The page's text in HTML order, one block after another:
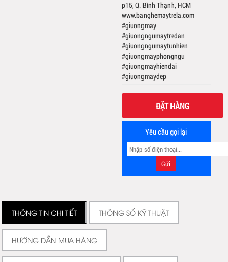
p15, Q. Bình Thạnh, HCM
www.banghemaytrela.com
#giuongmay
#giuongngumaytredan
#giuongngumaytunhien
#giuongmayphongngu
#giuongmayhiendai
#giuongmaydep
ĐẶT HÀNG
Yêu cầu gọi lại
THÔNG TIN CHI TIẾT THÔNG SỐ KỸ THUẬT
HƯỚNG DẪN MUA HÀNG